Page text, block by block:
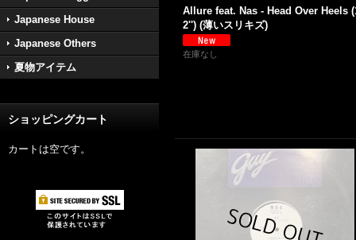
Japanese House
Japanese Others
夏物アイテム
ショッピングカート
カートは空です。
Allure feat. Nas - Head Over Heels
2'') (薄いスリキズ)
在庫なし